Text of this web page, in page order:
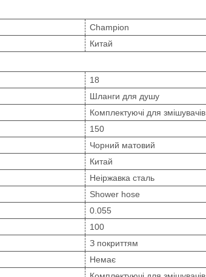
Champion
Китай
18
Шланги для душу
Комплектуючі для змішувачів
150
Чорний матовий
Китай
Неіржавка сталь
Shower hose
0.055
100
З покриттям
Немає